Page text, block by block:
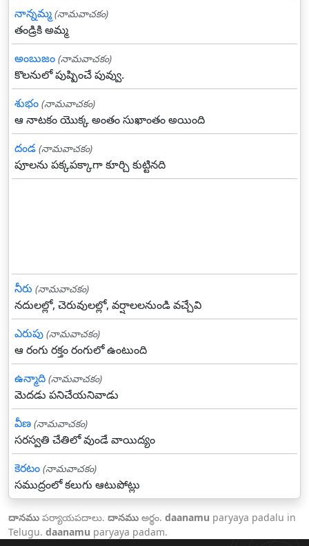
నాన్నమ్మ (నామవాచకం)
తండ్రికి అమ్మ
అంబుజం (నామవాచకం)
కొలనులో పుష్పించే పువ్వు.
శుభం (నామవాచకం)
ఆ నాటకం యొక్క అంతం సుఖాంతం అయింది
దండ (నామవాచకం)
పూలను పక్కపక్కాగా కూర్చి కుట్టినది
నీరు (నామవాచకం)
నదులల్లో, చెరువులల్లో, వర్షాలలనుండి వచ్చేవి
ఎరుపు (నామవాచకం)
ఆ రంగు రక్తం రంగులో ఉంటుంది
ఉన్మాది (నామవాచకం)
మెదడు పనిచేయనివాడు
వీణ (నామవాచకం)
సరస్వతి చేతిలో వుండే వాయిద్యం
కెరటం (నామవాచకం)
సముద్రంలో కలుగు ఆటుపోట్లు
దానము పర్యాయపదాలు. దానము అర్థం. daanamu paryaya padalu in
Telugu. daanamu paryaya padam.